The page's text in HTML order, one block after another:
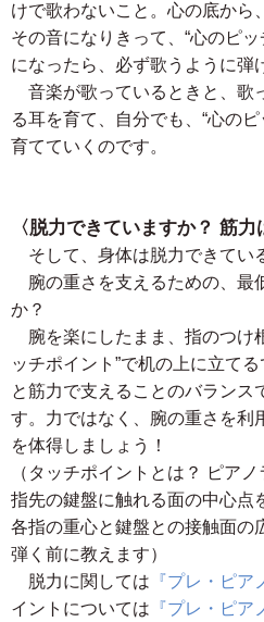
けで歌わないこと。心の底から
その音になりきって、“心のピ
になったら、必ず歌うように弾
音楽が歌っているときと、歌
る耳を育て、自分でも、“心の
育てていくのです。
〈脱力できていますか？ 筋力
そして、身体は脱力できてい
腕の重さを支えるための、最
か？
腕を楽にしたまま、指のつけ
ッチポイント”で机の上に立て
と筋力で支えることのバランス
す。力ではなく、腕の重さを利
を体得しましょう！
（タッチポイントとは？ ピア
指先の鍵盤に触れる面の中心点
各指の重心と鍵盤との接触面の
弾く前に教えます）
脱力に関しては 『プレ・ピア
イントについては 『プレ・ピア